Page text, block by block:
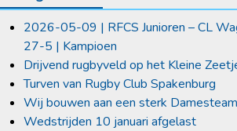
2026-05-09 | RFCS Junioren – CL
27-5 | Kampioen
Drijvend rugbyveld op het Kleine
Turven van Rugby Club Spakenburg
Wij bouwen aan een sterk Damesteam
Wedstrijden 10 januari afgelast